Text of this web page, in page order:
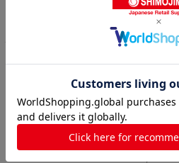
カー
3
コダック Mini
RG-230 1パック（
品】
インスタントカメラ